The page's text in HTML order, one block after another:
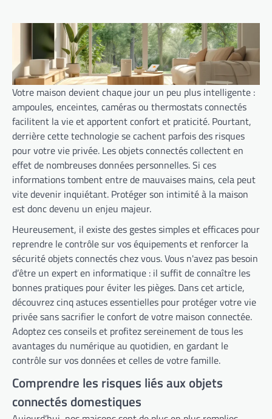
Votre maison devient chaque jour un peu plus intelligente :
ampoules, enceintes, caméras ou thermostats connectés
facilitent la vie et apportent confort et praticité. Pourtant,
derrière cette technologie se cachent parfois des risques
pour votre vie privée. Les objets connectés collectent en
effet de nombreuses données personnelles. Si ces
informations tombent entre de mauvaises mains, cela peut
vite devenir inquiétant. Protéger son intimité à la maison
est donc devenu un enjeu majeur.
Heureusement, il existe des gestes simples et efficaces pour
reprendre le contrôle sur vos équipements et renforcer la
sécurité objets connectés chez vous. Vous n'avez pas besoin
d’être un expert en informatique : il suffit de connaître les
bonnes pratiques pour éviter les pièges. Dans cet article,
découvrez cinq astuces essentielles pour protéger votre vie
privée sans sacrifier le confort de votre maison connectée.
Adoptez ces conseils et profitez sereinement de tous les
avantages du numérique au quotidien, en gardant le
contrôle sur vos données et celles de votre famille.
Comprendre les risques liés aux objets
connectés domestiques